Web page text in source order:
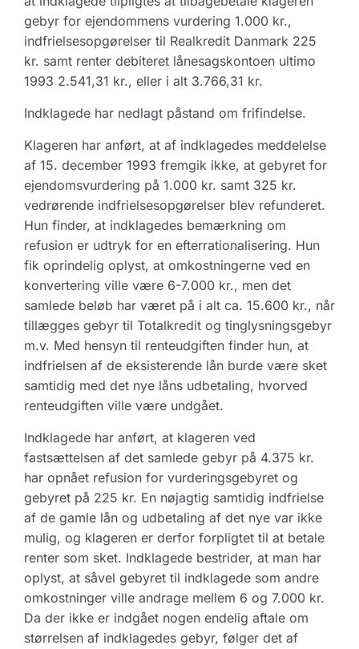
gebyr for ejendommens vurdering 1.000 kr.,
indfrielsesopgørelser til Realkredit Danmark 225
kr. samt renter debiteret lånesagskontoen ultimo
1993 2.541,31 kr., eller i alt 3.766,31 kr.
Indklagede har nedlagt påstand om frifindelse.
Klageren har anført, at af indklagedes meddelelse
af 15. december 1993 fremgik ikke, at gebyret for
ejendomsvurdering på 1.000 kr. samt 325 kr.
vedrørende indfrielsesopgørelser blev refunderet.
Hun finder, at indklagedes bemærkning om
refusion er udtryk for en efterrationalisering. Hun
fik oprindelig oplyst, at omkostningerne ved en
konvertering ville være 6-7.000 kr., men det
samlede beløb har været på i alt ca. 15.600 kr., når
tillægges gebyr til Totalkredit og tinglysningsgebyr
m.v. Med hensyn til renteudgiften finder hun, at
indfrielsen af de eksisterende lån burde være sket
samtidig med det nye låns udbetaling, hvorved
renteudgiften ville være undgået.
Indklagede har anført, at klageren ved
fastsættelsen af det samlede gebyr på 4.375 kr.
har opnået refusion for vurderingsgebyret og
gebyret på 225 kr. En nøjagtig samtidig indfrielse
af de gamle lån og udbetaling af det nye var ikke
mulig, og klageren er derfor forpligtet til at betale
renter som sket. Indklagede bestrider, at man har
oplyst, at såvel gebyret til indklagede som andre
omkostninger ville andrage mellem 6 og 7.000 kr.
Da der ikke er indgået nogen endelig aftale om
størrelsen af indklagedes gebyr, følger det af